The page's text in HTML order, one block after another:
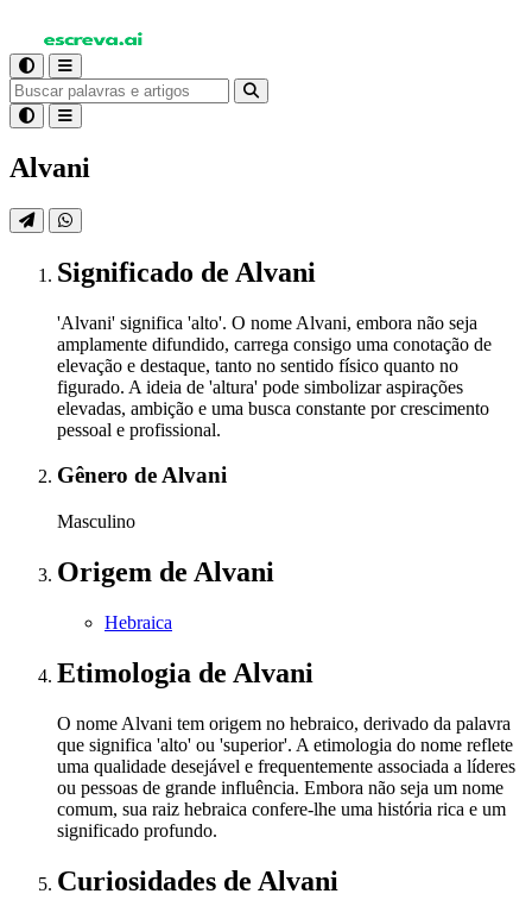
Alvani
Significado de Alvani
'Alvani' significa 'alto'. O nome Alvani, embora não seja
amplamente difundido, carrega consigo uma conotação de
elevação e destaque, tanto no sentido físico quanto no
figurado. A ideia de 'altura' pode simbolizar aspirações
elevadas, ambição e uma busca constante por crescimento
pessoal e profissional.
Gênero de Alvani
Masculino
Origem de Alvani
Hebraica
Etimologia de Alvani
O nome Alvani tem origem no hebraico, derivado da palavra
que significa 'alto' ou 'superior'. A etimologia do nome reflete
uma qualidade desejável e frequentemente associada a líderes
ou pessoas de grande influência. Embora não seja um nome
comum, sua raiz hebraica confere-lhe uma história rica e um
significado profundo.
Curiosidades de Alvani